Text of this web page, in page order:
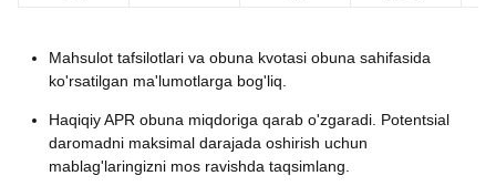
Mahsulot tafsilotlari va obuna kvotasi obuna sahifasida
ko'rsatilgan ma'lumotlarga bog'liq.
Haqiqiy APR obuna miqdoriga qarab o'zgaradi. Potentsial
daromadni maksimal darajada oshirish uchun
mablag'laringizni mos ravishda taqsimlang.